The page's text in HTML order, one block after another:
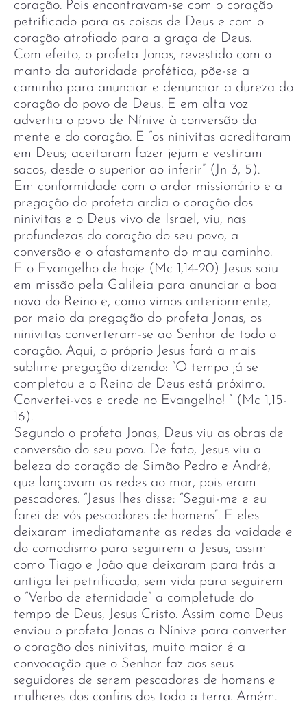
coração. Pois encontravam-se com o coração
petrificado para as coisas de Deus e com o
coração atrofiado para a graça de Deus.
Com efeito, o profeta Jonas, revestido com o
manto da autoridade profética, põe-se a
caminho para anunciar e denunciar a dureza do
coração do povo de Deus. E em alta voz
advertia o povo de Nínive à conversão da
mente e do coração. E “os ninivitas acreditaram
em Deus; aceitaram fazer jejum e vestiram
sacos, desde o superior ao inferir” (Jn 3, 5).
Em conformidade com o ardor missionário e a
pregação do profeta ardia o coração dos
ninivitas e o Deus vivo de Israel, viu, nas
profundezas do coração do seu povo, a
conversão e o afastamento do mau caminho.
E o Evangelho de hoje (Mc 1,14-20) Jesus saiu
em missão pela Galileia para anunciar a boa
nova do Reino e, como vimos anteriormente,
por meio da pregação do profeta Jonas, os
ninivitas converteram-se ao Senhor de todo o
coração. Aqui, o próprio Jesus fará a mais
sublime pregação dizendo: “O tempo já se
completou e o Reino de Deus está próximo.
Convertei-vos e crede no Evangelho! ” (Mc 1,15-
16).
Segundo o profeta Jonas, Deus viu as obras de
conversão do seu povo. De fato, Jesus viu a
beleza do coração de Simão Pedro e André,
que lançavam as redes ao mar, pois eram
pescadores. “Jesus lhes disse: “Segui-me e eu
farei de vós pescadores de homens”. E eles
deixaram imediatamente as redes da vaidade e
do comodismo para seguirem a Jesus, assim
como Tiago e João que deixaram para trás a
antiga lei petrificada, sem vida para seguirem
o “Verbo de eternidade” a completude do
tempo de Deus, Jesus Cristo. Assim como Deus
enviou o profeta Jonas a Nínive para converter
o coração dos ninivitas, muito maior é a
convocação que o Senhor faz aos seus
seguidores de serem pescadores de homens e
mulheres dos confins dos toda a terra. Amém.